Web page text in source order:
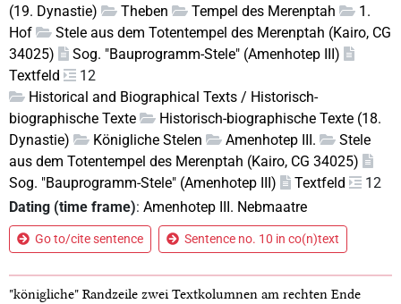
(19. Dynastie)
Theben Tempel des Merenptah
1.
Hof
Stele aus dem Totentempel des Merenptah (Kairo, CG
34025)
Sog. "Bauprogramm-Stele" (Amenhotep III)
Textfeld
12
Historical and Biographical Texts / Historisch-
biographische Texte
Historisch-biographische Texte (18.
Dynastie)
Königliche Stelen Amenhotep III.
Stele
aus dem Totentempel des Merenptah (Kairo, CG 34025)
Sog. "Bauprogramm-Stele" (Amenhotep III)
Textfeld
12
Dating (time frame): Amenhotep III. Nebmaatre
Go to/cite sentence Sentence no. 10 in co(n)text
"königliche" Randzeile zwei Textkolumnen am rechten Ende